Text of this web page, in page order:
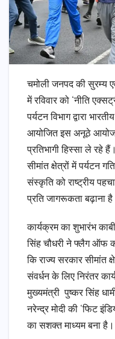
चमोली जनपद की सुरम्य
में रविवार को ‘नीति
पर्यटन विभाग द्वारा
आयोजित इस अनूठे
प्रतिभागी हिस्सा ले रहे
सीमांत क्षेत्रों में पर्यटन
संस्कृति को राष्ट्रीय
प्रति जागरूकता बढ़ाना
कार्यक्रम का शुभारंभ
सिंह चौधरी ने फ्लैग ऑफ
कि राज्य सरकार सीमांत
संवर्धन के लिए निरंतर
मुख्यमंत्री पुष्कर सिंह
नरेन्द्र मोदी की ‘फिट
का सशक्त माध्यम बना है।